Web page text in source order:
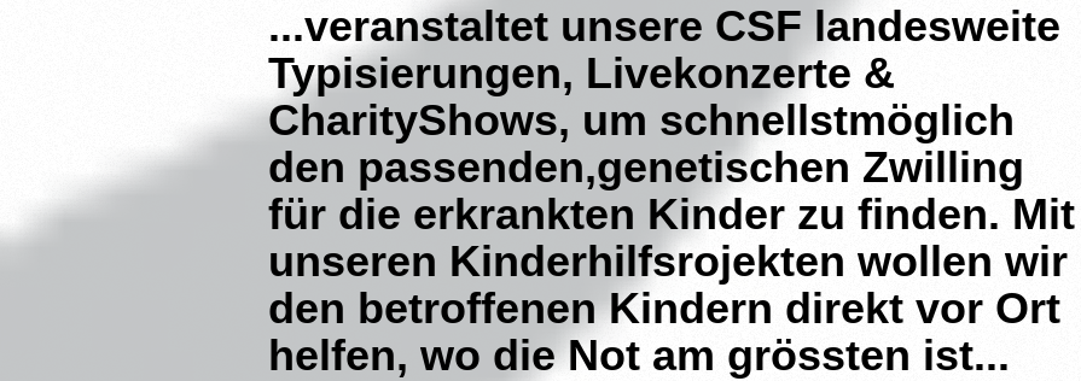
...veranstaltet unsere CSF landesweite
Typisierungen, Livekonzerte &
CharityShows, um schnellstmöglich
den passenden,genetischen Zwilling
für die erkrankten Kinder zu finden. Mit
unseren Kinderhilfsrojekten wollen wir
den betroffenen Kindern direkt vor Ort
helfen, wo die Not am grössten ist...